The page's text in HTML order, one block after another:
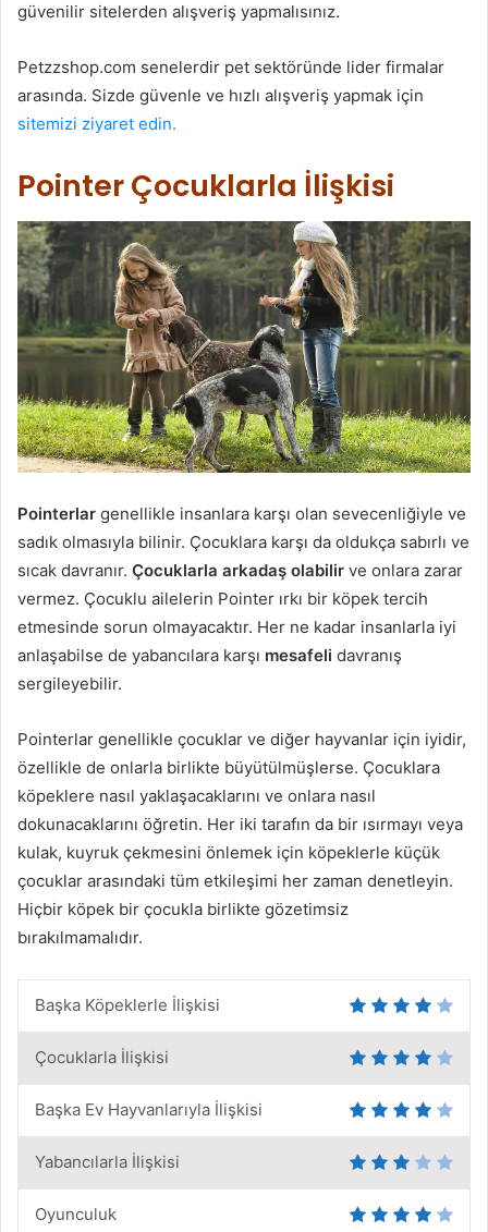
güvenilir sitelerden alışveriş yapmalısınız.
Petzzshop.com senelerdir pet sektöründe lider firmalar
arasında. Sizde güvenle ve hızlı alışveriş yapmak için
sitemizi ziyaret edin.
Pointer Çocuklarla İlişkisi
Pointerlar genellikle insanlara karşı olan sevecenliğiyle ve
sadık olmasıyla bilinir. Çocuklara karşı da oldukça sabırlı ve
sıcak davranır. Çocuklarla arkadaş olabilir ve onlara zarar
vermez. Çocuklu ailelerin Pointer ırkı bir köpek tercih
etmesinde sorun olmayacaktır. Her ne kadar insanlarla iyi
anlaşabilse de yabancılara karşı mesafeli davranış
sergileyebilir.
Pointerlar genellikle çocuklar ve diğer hayvanlar için iyidir,
özellikle de onlarla birlikte büyütülmüşlerse. Çocuklara
köpeklere nasıl yaklaşacaklarını ve onlara nasıl
dokunacaklarını öğretin. Her iki tarafın da bir ısırmayı veya
kulak, kuyruk çekmesini önlemek için köpeklerle küçük
çocuklar arasındaki tüm etkileşimi her zaman denetleyin.
Hiçbir köpek bir çocukla birlikte gözetimsiz
bırakılmamalıdır.
Başka Köpeklerle İlişkisi
Çocuklarla İlişkisi
Başka Ev Hayvanlarıyla İlişkisi
Yabancılarla İlişkisi
Oyunculuk